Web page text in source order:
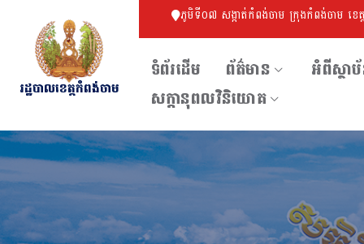
រដ្ឋបាលខេត្តកំពង់ចាម
ភូមិទី០៧ សង្កាត់កំពង់ចាម ក្រុងកំពង់ចាម ខេ
ទំព័រដើម ព័ត៌មាន
អំពីស្ថា
សក្ដានុពលវិនិយោគ